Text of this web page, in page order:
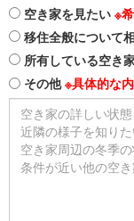
空き家を見たい ※
移住全般について
所有している空き
その他※具体的な